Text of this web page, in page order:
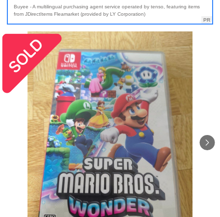
Buyee - A multilingual purchasing agent service operated by tenso, featuring items
from JDirectItems Fleamarket (provided by LY Corporation)